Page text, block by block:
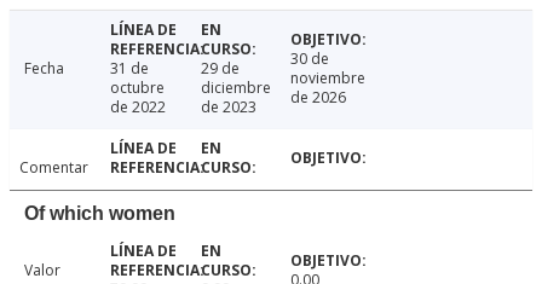
Fecha
31 de
octubre
de 2022
29 de
diciembre
de 2023
30 de
noviembre
de 2026
Comentar
Of which women
Valor